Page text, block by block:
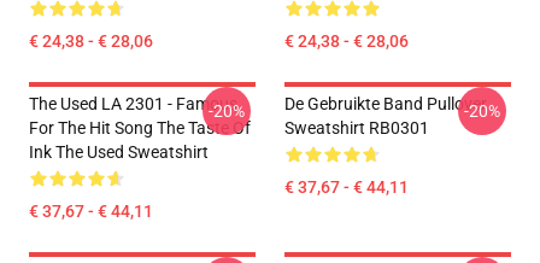
€ 24,38 - € 28,06 € 24,38 - € 28,06
The Used LA 2301 - Famous
For The Hit Song The Taste Of
Ink The Used Sweatshirt
€ 37,67 - € 44,11
-20%
De Gebruikte Band Pullover
Sweatshirt RB0301
€ 37,67 - € 44,11
-20%